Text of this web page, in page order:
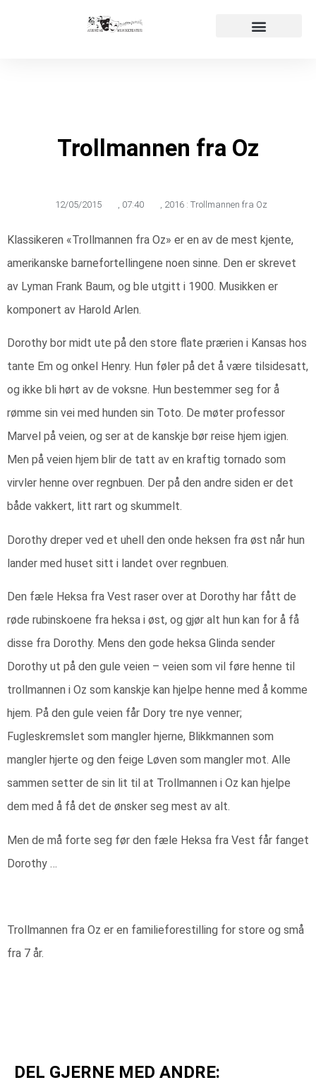
Trollmannen fra Oz
12/05/2015 , 07:40 , 2016 : Trollmannen fra Oz
Klassikeren «Trollmannen fra Oz» er en av de mest kjente,
amerikanske barnefortellingene noen sinne. Den er skrevet
av Lyman Frank Baum, og ble utgitt i 1900. Musikken er
komponert av Harold Arlen.
Dorothy bor midt ute på den store flate prærien i Kansas hos
tante Em og onkel Henry. Hun føler på det å være tilsidesatt,
og ikke bli hørt av de voksne. Hun bestemmer seg for å
rømme sin vei med hunden sin Toto. De møter professor
Marvel på veien, og ser at de kanskje bør reise hjem igjen.
Men på veien hjem blir de tatt av en kraftig tornado som
virvler henne over regnbuen. Der på den andre siden er det
både vakkert, litt rart og skummelt.
Dorothy dreper ved et uhell den onde heksen fra øst når hun
lander med huset sitt i landet over regnbuen.
Den fæle Heksa fra Vest raser over at Dorothy har fått de
røde rubinskoene fra heksa i øst, og gjør alt hun kan for å få
disse fra Dorothy. Mens den gode heksa Glinda sender
Dorothy ut på den gule veien – veien som vil føre henne til
trollmannen i Oz som kanskje kan hjelpe henne med å komme
hjem. På den gule veien får Dory tre nye venner;
Fugleskremslet som mangler hjerne, Blikkmannen som
mangler hjerte og den feige Løven som mangler mot. Alle
sammen setter de sin lit til at Trollmannen i Oz kan hjelpe
dem med å få det de ønsker seg mest av alt.
Men de må forte seg før den fæle Heksa fra Vest får fanget
Dorothy …
Trollmannen fra Oz er en familieforestilling for store og små
fra 7 år.
DEL GJERNE MED ANDRE: